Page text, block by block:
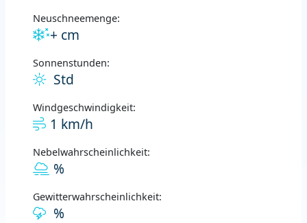
Neuschneemenge:
+ cm
Sonnenstunden:
Std
Windgeschwindigkeit:
1 km/h
Nebelwahrscheinlichkeit:
%
Gewitterwahrscheinlichkeit:
%